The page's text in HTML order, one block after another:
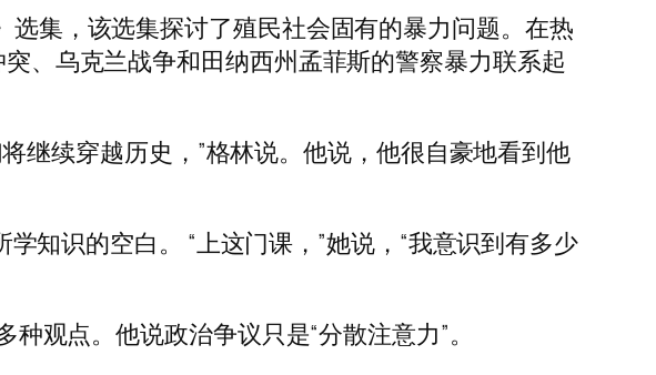
集，该选集探讨了殖民社会固有的暴力问题。在热
、乌克兰战争和田纳西州孟菲斯的警察暴力联系起
继续穿越历史，”格林说。他说，他很自豪地看到他
知识的空白。 “上这门课，”她说，“我意识到有多少
观点。他说政治争议只是“分散注意力”。